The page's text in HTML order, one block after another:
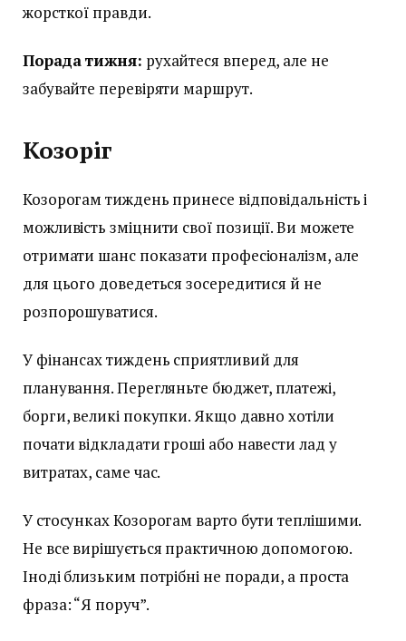
жорсткої правди.
Порада тижня: рухайтеся вперед, але не
забувайте перевіряти маршрут.
Козоріг
Козорогам тиждень принесе відповідальність і
можливість зміцнити свої позиції. Ви можете
отримати шанс показати професіоналізм, але
для цього доведеться зосередитися й не
розпорошуватися.
У фінансах тиждень сприятливий для
планування. Перегляньте бюджет, платежі,
борги, великі покупки. Якщо давно хотіли
почати відкладати гроші або навести лад у
витратах, саме час.
У стосунках Козорогам варто бути теплішими.
Не все вирішується практичною допомогою.
Іноді близьким потрібні не поради, а проста
фраза: “Я поруч”.